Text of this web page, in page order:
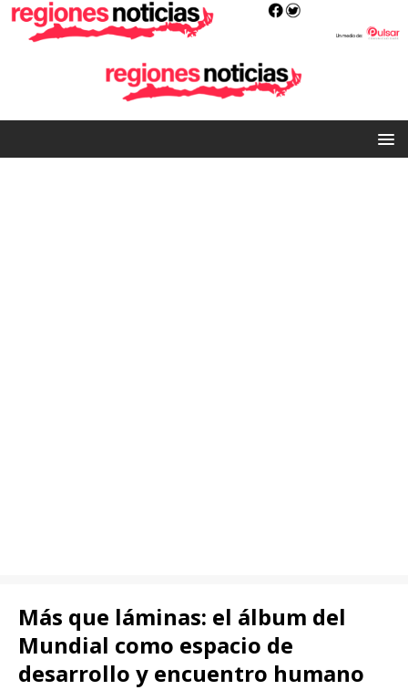
Más que láminas: el álbum del
Mundial como espacio de
desarrollo y encuentro humano